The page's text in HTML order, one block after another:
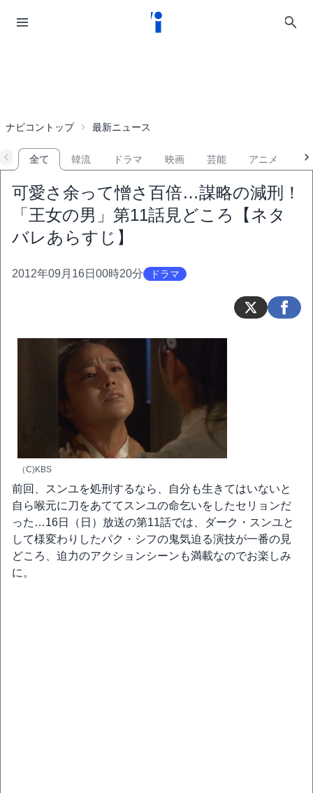
ナビコントップ 最新ニュース
全て 韓流 ドラマ 映画 芸能 アニメ
可愛さ余って憎さ百倍…謀略の減刑！
「王女の男」第11話見どころ【ネタ
バレあらすじ】
2012年09月16日00時20分 ドラマ
（C)KBS
前回、スンユを処刑するなら、自分も生きてはいないと
自ら喉元に刀をあててスンユの命乞いをしたセリョンだ
った…16日（日）放送の第11話では、ダーク・スンユと
して様変わりしたパク・シフの鬼気迫る演技が一番の見
どころ、迫力のアクションシーンも満載なのでお楽しみ
に。